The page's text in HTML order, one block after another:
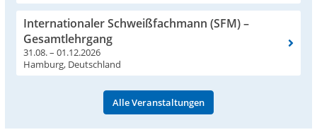
Internationaler Schweißfachmann (SFM) –
Gesamtlehrgang
31.08. – 01.12.2026
Hamburg, Deutschland
Alle Veranstaltungen